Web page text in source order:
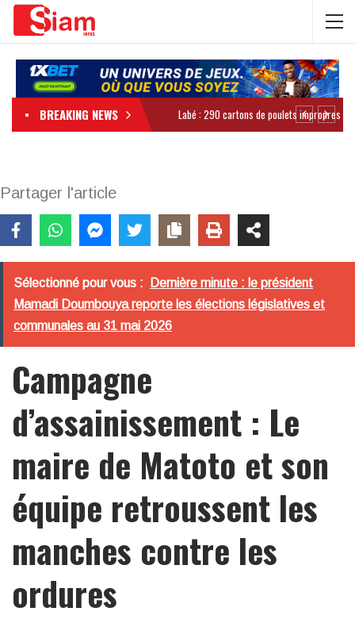
BREAKING NEWS
Partager l'article
Sélectionné pour vous :
Dernière minute : le président
Mamadi Doumbouya reporte les élections législatives et
communales au 31 mai 2026
Campagne
d’assainissement : Le
maire de Matoto et son
équipe retroussent les
manches contre les
ordures